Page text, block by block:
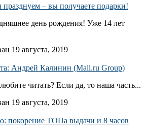
– вы получаете подарки!
день рождения! Уже 14 лет
19 августа, 2019
Андрей Калинин (Mail.ru Group)
читать? Если да, то наша часть...
19 августа, 2019
покорение ТОПа выдачи и 8 часов